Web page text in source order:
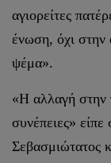
αγιορείτες
ένωση, όχι στην
ψέμα».
«Η αλλαγή στην
συνέπειες»
Σεβασμιώτατος